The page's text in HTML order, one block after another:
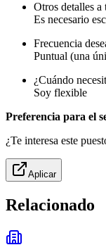
Otros detalles a
Es necesario
Frecuencia
Puntual (una
¿Cuándo
Soy flexible
Preferencia para el
¿Te interesa este
Aplicar
Relacionado